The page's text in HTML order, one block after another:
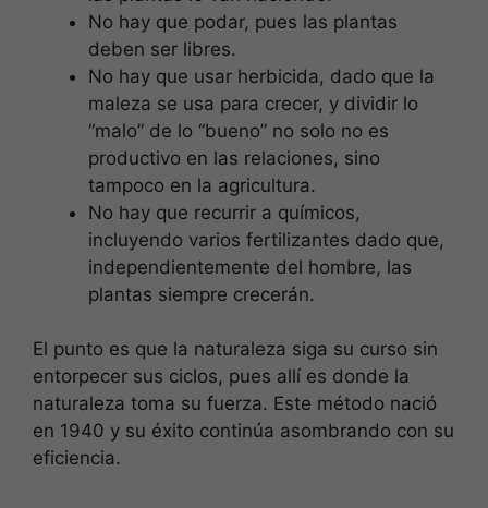
No hay que podar, pues las plantas
deben ser libres.
No hay que usar herbicida, dado que la
maleza se usa para crecer, y dividir lo
“malo” de lo “bueno” no solo no es
productivo en las relaciones, sino
tampoco en la agricultura.
No hay que recurrir a químicos,
incluyendo varios fertilizantes dado que,
independientemente del hombre, las
plantas siempre crecerán.
El punto es que la naturaleza siga su curso sin
entorpecer sus ciclos, pues allí es donde la
naturaleza toma su fuerza. Este método nació
en 1940 y su éxito continúa asombrando con su
eficiencia.